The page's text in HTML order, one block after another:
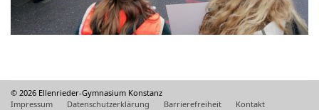
© 2026 Ellenrieder-Gymnasium Konstanz
Impressum
Datenschutzerklärung Barrierefreiheit Kontakt